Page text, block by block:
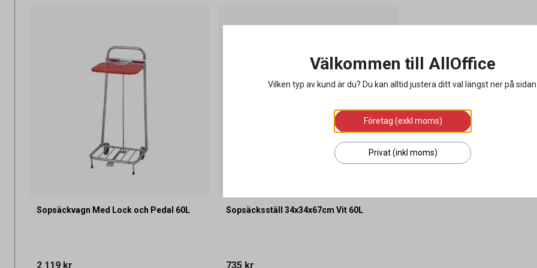
Sopsäckvagn Med Lock och Pedal 60L
2 119 kr
Sopsäcksställ 34x34x67cm Vit 60L
735 kr
Välkommen till AllOffice
Vilken typ av kund är du? Du kan alltid justera ditt val längst ner på
Företag (exkl moms)
Privat (inkl moms)